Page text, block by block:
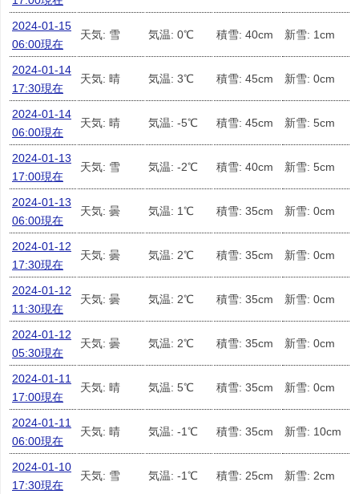
2024-01-15
06:00現在
天気: 雪 気温: 0℃ 積雪: 40cm 新雪: 1cm
2024-01-14
17:30現在
天気: 晴 気温: 3℃ 積雪: 45cm 新雪: 0cm
2024-01-14
06:00現在
天気: 晴 気温: -5℃ 積雪: 45cm 新雪: 5cm
2024-01-13
17:00現在
天気: 雪 気温: -2℃ 積雪: 40cm 新雪: 5cm
2024-01-13
06:00現在
天気: 曇 気温: 1℃ 積雪: 35cm 新雪: 0cm
2024-01-12
17:30現在
天気: 曇 気温: 2℃ 積雪: 35cm 新雪: 0cm
2024-01-12
11:30現在
天気: 曇 気温: 2℃ 積雪: 35cm 新雪: 0cm
2024-01-12
05:30現在
天気: 曇 気温: 2℃ 積雪: 35cm 新雪: 0cm
2024-01-11
17:00現在
天気: 晴 気温: 5℃ 積雪: 35cm 新雪: 0cm
2024-01-11
06:00現在
天気: 晴 気温: -1℃ 積雪: 35cm 新雪: 10cm
2024-01-10
17:30現在
天気: 雪 気温: -1℃ 積雪: 25cm 新雪: 2cm